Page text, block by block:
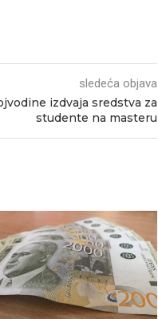
sledeća objava
izdvaja sredstva za
studente na masteru